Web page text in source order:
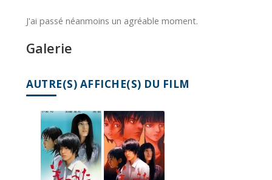
J'ai passé néanmoins un agréable moment.
Galerie
AUTRE(S) AFFICHE(S) DU FILM